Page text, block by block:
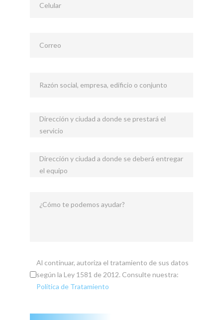
Celular
Correo
Razón social, empresa, edificio o conjunto
Dirección y ciudad a donde se prestará el
servicio
Dirección y ciudad a donde se deberá entregar
el equipo
¿Cómo te podemos ayudar?
Al continuar, autoriza el tratamiento de sus datos
según la Ley 1581 de 2012. Consulte nuestra:
Política de Tratamiento